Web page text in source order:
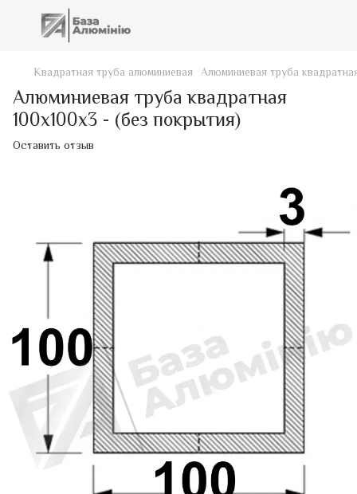
Квадратная труба алюминиевая Алюминиевая труба
Алюминиевая труба квадратная
100х100х3 - (без покрытия)
Оставить отзыв